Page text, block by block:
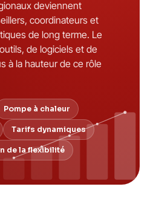
deviennent
coordinateurs et
de long terme. Le
de logiciels et de
à la hauteur de ce rôle
Pompe à chaleur
Tarifs dynamiques
de la flexibilité